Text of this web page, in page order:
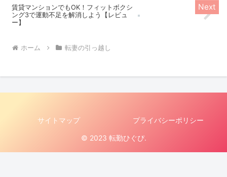
賃貸マンションでもOK！フィットボクシ
ング3で運動不足を解消しよう【レビュ
ー】
ホーム 転妻の引っ越し
サイトマップ プライバシーポリシー
© 2023 転勤ひぐぴ.